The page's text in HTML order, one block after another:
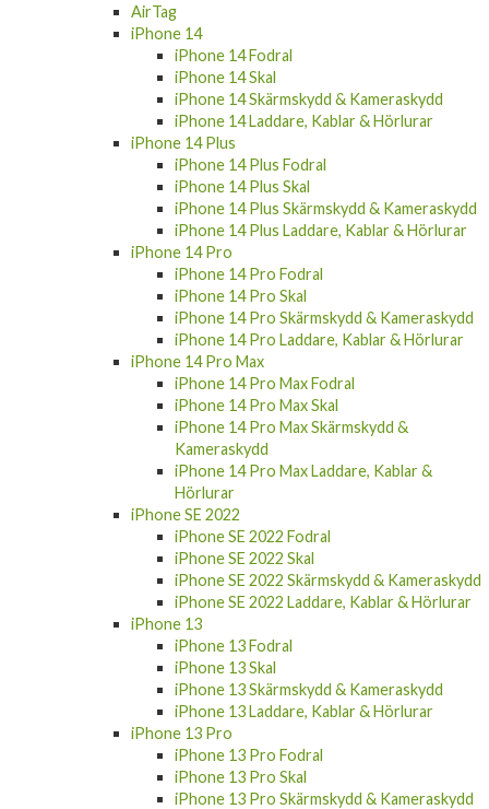
AirTag
iPhone 14
iPhone 14 Fodral
iPhone 14 Skal
iPhone 14 Skärmskydd & Kameraskydd
iPhone 14 Laddare, Kablar & Hörlurar
iPhone 14 Plus
iPhone 14 Plus Fodral
iPhone 14 Plus Skal
iPhone 14 Plus Skärmskydd & Kameraskydd
iPhone 14 Plus Laddare, Kablar & Hörlurar
iPhone 14 Pro
iPhone 14 Pro Fodral
iPhone 14 Pro Skal
iPhone 14 Pro Skärmskydd & Kameraskydd
iPhone 14 Pro Laddare, Kablar & Hörlurar
iPhone 14 Pro Max
iPhone 14 Pro Max Fodral
iPhone 14 Pro Max Skal
iPhone 14 Pro Max Skärmskydd &
Kameraskydd
iPhone 14 Pro Max Laddare, Kablar &
Hörlurar
iPhone SE 2022
iPhone SE 2022 Fodral
iPhone SE 2022 Skal
iPhone SE 2022 Skärmskydd & Kameraskydd
iPhone SE 2022 Laddare, Kablar & Hörlurar
iPhone 13
iPhone 13 Fodral
iPhone 13 Skal
iPhone 13 Skärmskydd & Kameraskydd
iPhone 13 Laddare, Kablar & Hörlurar
iPhone 13 Pro
iPhone 13 Pro Fodral
iPhone 13 Pro Skal
iPhone 13 Pro Skärmskydd & Kameraskydd